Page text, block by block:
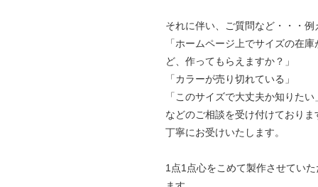
それに伴い、ご質問など・・・例
「ホームページ上でサイズの在
ど、作ってもらえますか？」
「カラーが売り切れている」
「このサイズで大丈夫か知りたい
などのご相談を受け付けておりま
丁寧にお受けいたします。
1点1点心をこめて製作させてい